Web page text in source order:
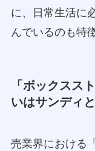
に、日常生活に
んでいるのも特
「ボックスス
いはサンディ
売業界における「